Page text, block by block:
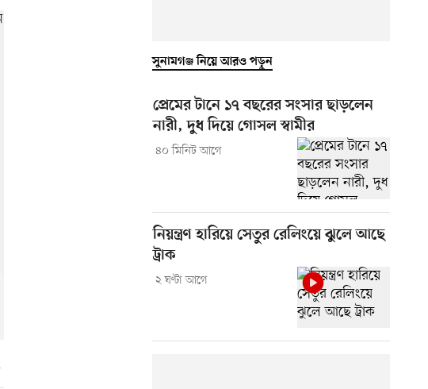
সুনামগঞ্জ নিয়ে আরও পড়ুন
প্রেমের টানে ১৭ বছরের সংসার ছাড়লেন
নারী, দুধ দিয়ে গোসল স্বামীর
৪০ মিনিট আগে
নিয়ন্ত্রণ হারিয়ে সেতুর রেলিংয়ে ঝুলে আছে
ট্রাক
২ ঘণ্টা আগে